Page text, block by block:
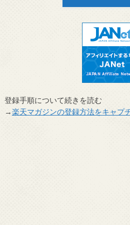
登録手順について続きを読む
→楽天マガジンの登録方法をキャプ